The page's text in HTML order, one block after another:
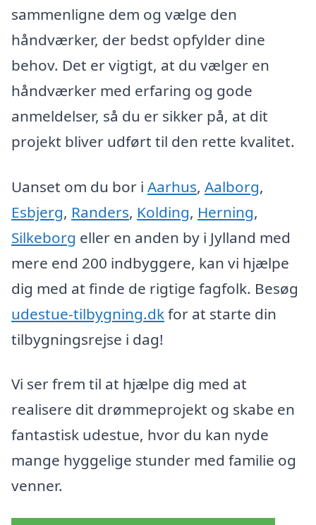
sammenligne dem og vælge den
håndværker, der bedst opfylder dine
behov. Det er vigtigt, at du vælger en
håndværker med erfaring og gode
anmeldelser, så du er sikker på, at dit
projekt bliver udført til den rette kvalitet.
Uanset om du bor i Aarhus, Aalborg,
Esbjerg, Randers, Kolding, Herning,
Silkeborg eller en anden by i Jylland med
mere end 200 indbyggere, kan vi hjælpe
dig med at finde de rigtige fagfolk. Besøg
udestue-tilbygning.dkfor at starte din
tilbygningsrejse i dag!
Vi ser frem til at hjælpe dig med at
realisere dit drømmeprojekt og skabe en
fantastisk udestue, hvor du kan nyde
mange hyggelige stunder med familie og
venner.